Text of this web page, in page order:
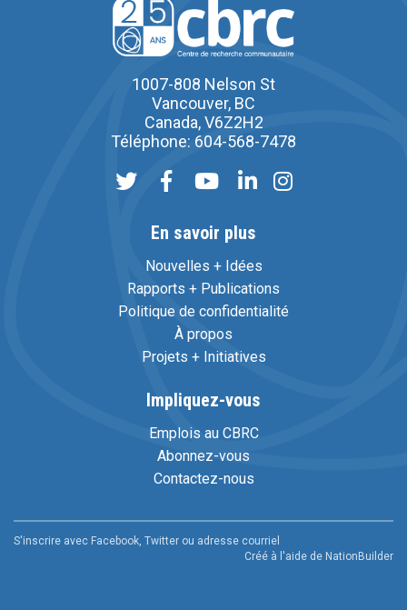
1007-808 Nelson St
Vancouver, BC
Canada, V6Z2H2
Téléphone: 604-568-7478
En savoir plus
Nouvelles + Idées
Rapports + Publications
Politique de confidentialité
À propos
Projets + Initiatives
Impliquez-vous
Emplois au CBRC
Abonnez-vous
Contactez-nous
S'inscrire avec Facebook, Twitter ou adresse courriel
Créé à l'aide de NationBuilder